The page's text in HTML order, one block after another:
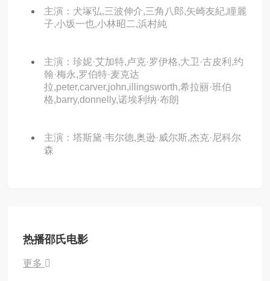
主演：犬塚弘,三波伸介,三角八郎,矢崎友紀,瞳麗
子,小坂一也,小林昭二,浜村純
主演：珍妮·艾加特,卢克·罗伊格,大卫·古皮利,约
翰·梅永,罗伯特·麦克达
拉,peter,carver,john,illingsworth,希拉丽·班伯
格,barry,donnelly,诺埃利纳·布朗
主演：塔斯黛·韦尔德,奥逊·威尔斯,杰克·尼科尔
森
热播邵氏电影
更多